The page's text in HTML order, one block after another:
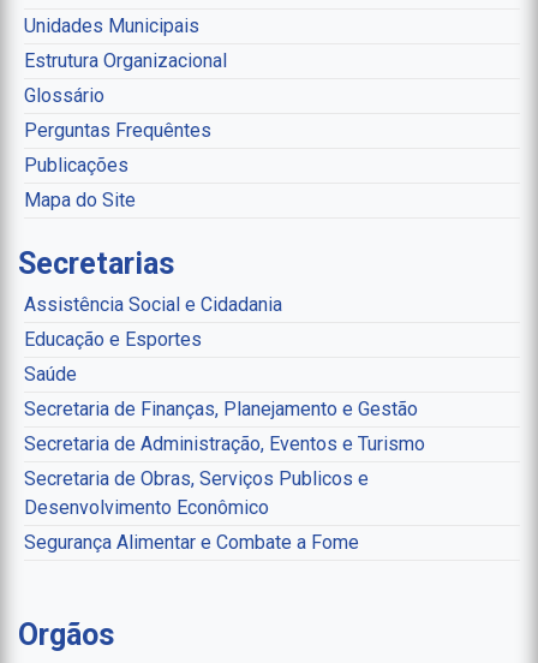
Unidades Municipais
Estrutura Organizacional
Glossário
Perguntas Frequêntes
Publicações
Mapa do Site
Secretarias
Assistência Social e Cidadania
Educação e Esportes
Saúde
Secretaria de Finanças, Planejamento e Gestão
Secretaria de Administração, Eventos e Turismo
Secretaria de Obras, Serviços Publicos e
Desenvolvimento Econômico
Segurança Alimentar e Combate a Fome
Orgãos